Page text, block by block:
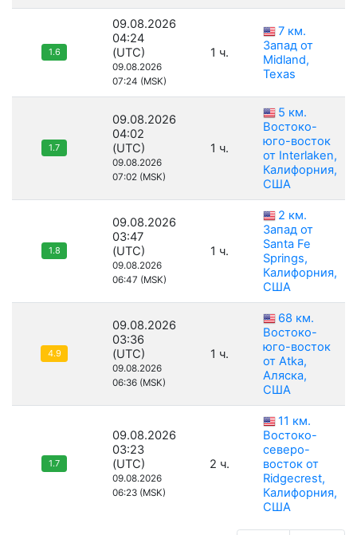
1.6
09.08.2026
04:24
(UTC)
09.08.2026
07:24 (MSK)
1 ч.
7 км.
Запад от
Midland,
Texas
1.7
09.08.2026
04:02
(UTC)
09.08.2026
07:02 (MSK)
1 ч.
5 км.
Востоко-
юго-восток
от Interlaken,
Калифорния,
США
1.8
09.08.2026
03:47
(UTC)
09.08.2026
06:47 (MSK)
1 ч.
2 км.
Запад от
Santa Fe
Springs,
Калифорния,
США
4.9
09.08.2026
03:36
(UTC)
09.08.2026
06:36 (MSK)
1 ч.
68 км.
Востоко-
юго-восток
от Atka,
Аляска,
США
1.7
09.08.2026
03:23
(UTC)
09.08.2026
06:23 (MSK)
2 ч.
11 км.
Востоко-
северо-
восток от
Ridgecrest,
Калифорния,
США